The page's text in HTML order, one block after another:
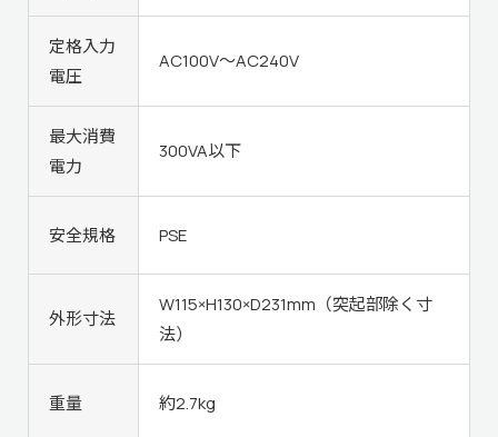
定格入力
電圧
AC100V～AC240V
最大消費
電力
300VA以下
安全規格 PSE
外形寸法
W115×H130×D231mm（突起部除く寸
法）
重量 約2.7kg